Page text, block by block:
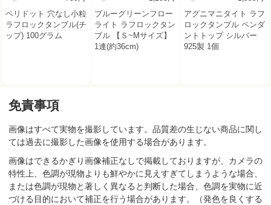
ペリドット 穴なし小粒
ラフロックタンブル(チ
ップ) 100グラム
ブルーグリーンフロー
ライト ラフロックタン
ブル 【Ｓ~Mサイズ】
1連(約36cm)
アグニマニタイト ラフ
ロックタンブル ペンダ
ントトップ シルバー
925製 1個
免責事項
画像はすべて実物を撮影しています。品質差の生じない商品に関し
ては過去に撮影した画像を使用する場合があります。
画像はできるかぎり画像補正なしで掲載しておりますが、カメラの
特性上、色調が現物よりも鮮やかに見えすぎてしまうような場合、
または色調が現物と著しく異なると判断した場合、色調を実物に近
づける目的において補正を行う場合があります。（発色を良くする